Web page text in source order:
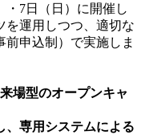
・7日（日）に開催し
を運用しつつ、適切な
申込制）で実施しま
場型のオープンキャ
、専用システムによる